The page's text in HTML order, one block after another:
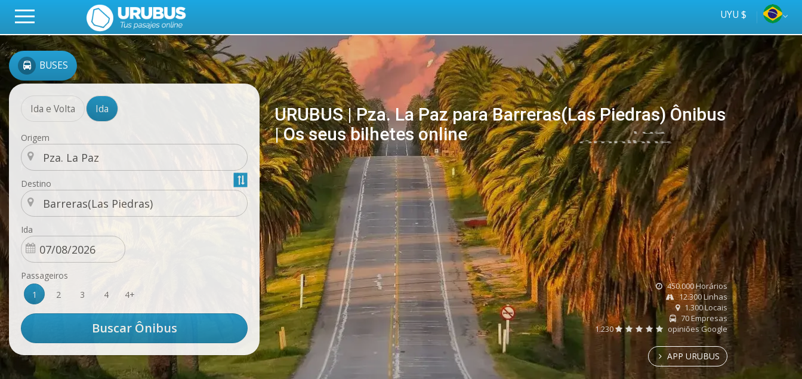
UYU $
BUSES
Ida e Volta Ida
Origem
Destino
Ida
Passageiros
1
2 3 4 4+
URUBUS | Pza. La Paz para Barreras(Las Piedras) Ônibus
| Os seus bilhetes online
online
Tus
ómnibus
450.000 Horários
12.300 Linhas
1.300 Locais
70 Empresas
1.230
opiniões Google
APP URUBUS